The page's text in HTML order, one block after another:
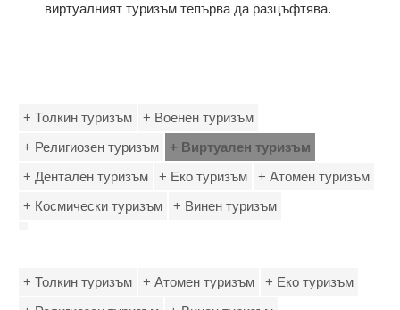
виртуалният туризъм тепърва да разцъфтява.
+ Толкин туризъм
+ Военен туризъм
+ Религиозен туризъм
+ Виртуален туризъм
+ Дентален туризъм
+ Еко туризъм
+ Атомен туризъм
+ Космически туризъм
+ Винен туризъм
+ Толкин туризъм + Атомен туризъм
+ Еко туризъм